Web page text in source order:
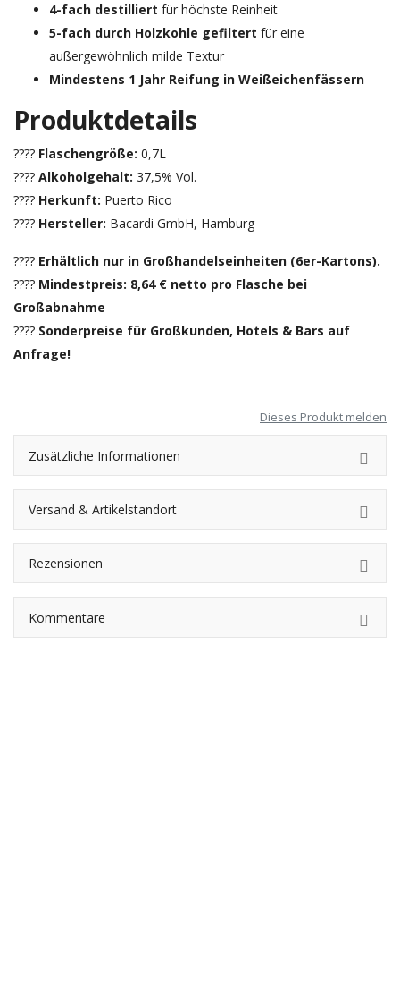
4-fach destilliert für höchste Reinheit
5-fach durch Holzkohle gefiltert für eine
außergewöhnlich milde Textur
Mindestens 1 Jahr Reifung in Weißeichenfässern
Produktdetails
???? Flaschengröße: 0,7L
???? Alkoholgehalt: 37,5% Vol.
???? Herkunft: Puerto Rico
???? Hersteller: Bacardi GmbH, Hamburg
???? Erhältlich nur in Großhandelseinheiten (6er-Kartons).
???? Mindestpreis: 8,64 € netto pro Flasche bei
Großabnahme
???? Sonderpreise für Großkunden, Hotels & Bars auf
Anfrage!
Dieses Produkt melden
Zusätzliche Informationen
Versand & Artikelstandort
Rezensionen
Kommentare